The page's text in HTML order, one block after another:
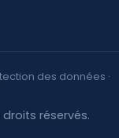
des données ·
réservés.